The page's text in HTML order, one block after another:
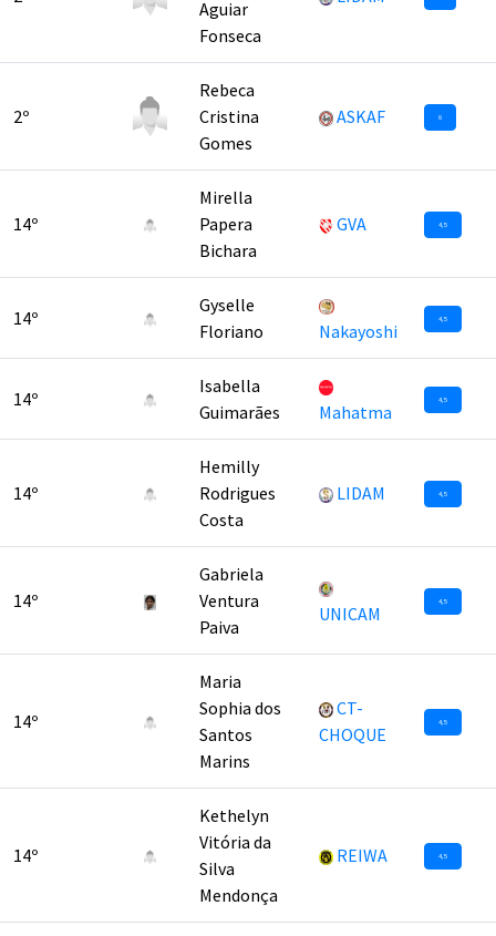
Aguiar
Fonseca
2º
Rebeca
Cristina
Gomes
ASKAF 6
14º
Mirella
Papera
Bichara
GVA 4,5
14º
Gyselle
Floriano
Nakayoshi
4,5
14º
Isabella
Guimarães
Mahatma
4,5
14º
Hemilly
Rodrigues
Costa
LIDAM 4,5
14º
Gabriela
Ventura
Paiva
UNICAM
4,5
14º
Maria
Sophia dos
Santos
Marins
CT-
CHOQUE
4,5
14º
Kethelyn
Vitória da
Silva
Mendonça
REIWA 4,5